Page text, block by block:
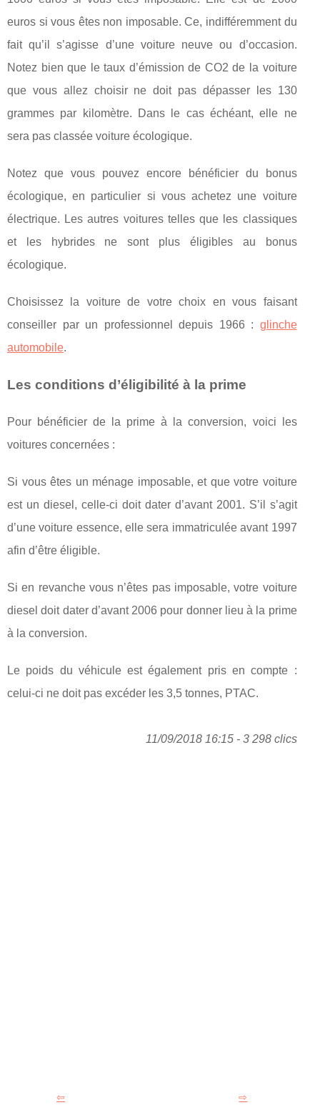
euros si vous êtes non imposable. Ce, indifféremment du
fait qu’il s’agisse d’une voiture neuve ou d’occasion.
Notez bien que le taux d’émission de CO2 de la voiture
que vous allez choisir ne doit pas dépasser les 130
grammes par kilomètre. Dans le cas échéant, elle ne
sera pas classée voiture écologique.
Notez que vous pouvez encore bénéficier du bonus
écologique, en particulier si vous achetez une voiture
électrique. Les autres voitures telles que les classiques
et les hybrides ne sont plus éligibles au bonus
écologique.
Choisissez la voiture de votre choix en vous faisant
conseiller par un professionnel depuis 1966 : glinche
automobile.
Les conditions d’éligibilité à la prime
Pour bénéficier de la prime à la conversion, voici les
voitures concernées :
Si vous êtes un ménage imposable, et que votre voiture
est un diesel, celle-ci doit dater d’avant 2001. S’il s’agit
d’une voiture essence, elle sera immatriculée avant 1997
afin d’être éligible.
Si en revanche vous n’êtes pas imposable, votre voiture
diesel doit dater d’avant 2006 pour donner lieu à la prime
à la conversion.
Le poids du véhicule est également pris en compte :
celui-ci ne doit pas excéder les 3,5 tonnes, PTAC.
11/09/2018 16:15 - 3 298 clics